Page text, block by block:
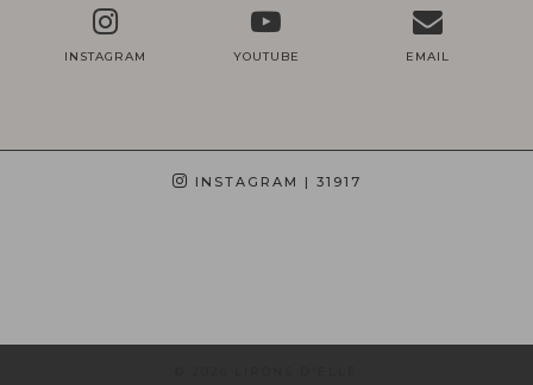
INSTAGRAM YOUTUBE EMAIL
INSTAGRAM | 31917